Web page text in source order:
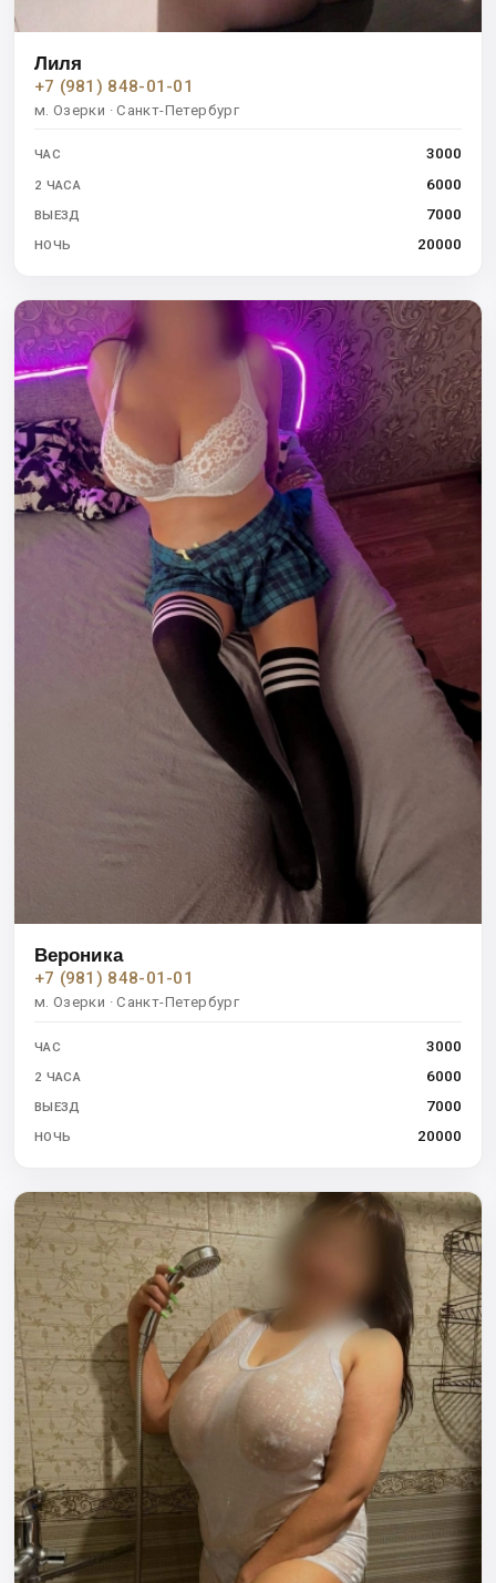
Лиля
+7 (981) 848-01-01
м. Озерки · Санкт-Петербург
ЧАС 3000
2 ЧАСА 6000
ВЫЕЗД 7000
НОЧЬ 20000
Вероника
+7 (981) 848-01-01
м. Озерки · Санкт-Петербург
ЧАС 3000
2 ЧАСА 6000
ВЫЕЗД 7000
НОЧЬ 20000